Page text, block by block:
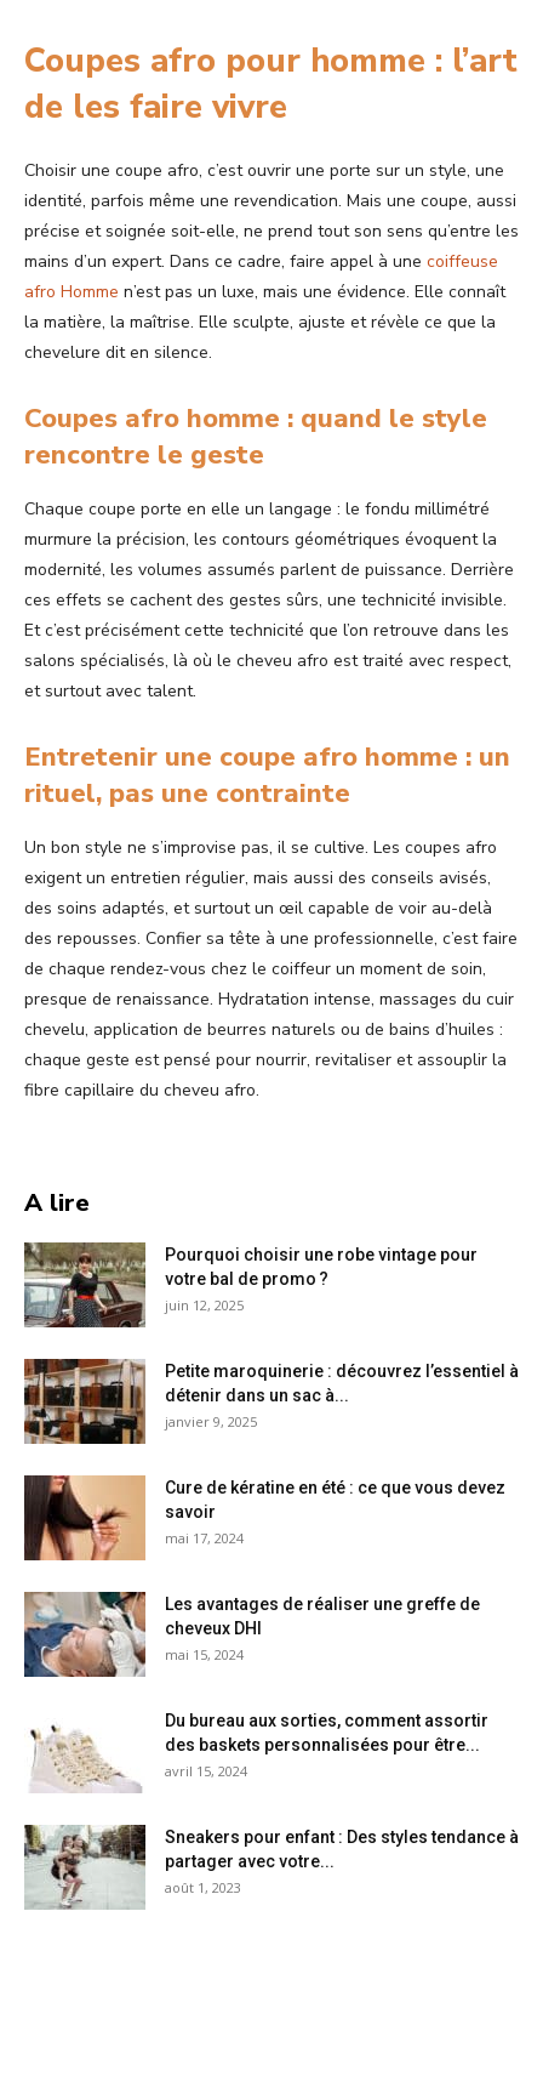
Coupes afro pour homme : l’art
de les faire vivre
Choisir une coupe afro, c’est ouvrir une porte sur un style, une
identité, parfois même une revendication. Mais une coupe, aussi
précise et soignée soit-elle, ne prend tout son sens qu’entre les
mains d’un expert. Dans ce cadre, faire appel à une coiffeuse
afro Homme n’est pas un luxe, mais une évidence. Elle connaît
la matière, la maîtrise. Elle sculpte, ajuste et révèle ce que la
chevelure dit en silence.
Coupes afro homme : quand le style
rencontre le geste
Chaque coupe porte en elle un langage : le fondu millimétré
murmure la précision, les contours géométriques évoquent la
modernité, les volumes assumés parlent de puissance. Derrière
ces effets se cachent des gestes sûrs, une technicité invisible.
Et c’est précisément cette technicité que l’on retrouve dans les
salons spécialisés, là où le cheveu afro est traité avec respect,
et surtout avec talent.
Entretenir une coupe afro homme : un
rituel, pas une contrainte
Un bon style ne s’improvise pas, il se cultive. Les coupes afro
exigent un entretien régulier, mais aussi des conseils avisés,
des soins adaptés, et surtout un œil capable de voir au-delà
des repousses. Confier sa tête à une professionnelle, c’est faire
de chaque rendez-vous chez le coiffeur un moment de soin,
presque de renaissance. Hydratation intense, massages du cuir
chevelu, application de beurres naturels ou de bains d’huiles :
chaque geste est pensé pour nourrir, revitaliser et assouplir la
fibre capillaire du cheveu afro.
A lire
Pourquoi choisir une robe vintage pour
votre bal de promo ?
juin 12, 2025
Petite maroquinerie : découvrez l’essentiel à
détenir dans un sac à...
janvier 9, 2025
Cure de kératine en été : ce que vous devez
savoir
mai 17, 2024
Les avantages de réaliser une greffe de
cheveux DHI
mai 15, 2024
Du bureau aux sorties, comment assortir
des baskets personnalisées pour être...
avril 15, 2024
Sneakers pour enfant : Des styles tendance à
partager avec votre...
août 1, 2023